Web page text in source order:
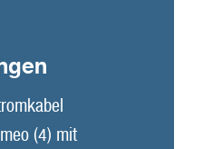
(4) mit